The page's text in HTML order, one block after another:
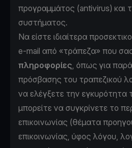
προγραμμάτος (antivirus) και
συστήματος.
Να είστε ιδιαίτερα
e-mail από «τράπεζα» που
πληροφορίες, όπως για
πρόσβασης του τραπεζικού
να ελέγξετε την εγκυρότητα
μπορείτε να συγκρίνετε το
επικοινωνίας (θέματα
επικοινωνίας, ύφος λόγου,